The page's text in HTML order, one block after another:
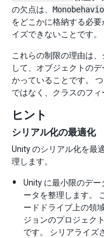
の欠点は、
をどこかに格納する必
イズできないことです。
これらの制限の理由は
して、オブジェクトの
かっていることです。
ではなく、クラスのフィ
ヒント
シリアル化の最適化
Unity のシリアル化を最
理します。
Unity に最小限のデ
ータを整理します。
ードドライブ上の領
ジョンのプロジェク
です。 シリアライズ